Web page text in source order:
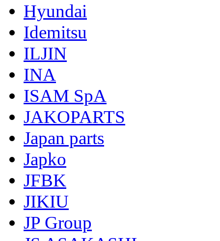
Hyundai
Idemitsu
ILJIN
INA
ISAM SpA
JAKOPARTS
Japan parts
Japko
JFBK
JIKIU
JP Group